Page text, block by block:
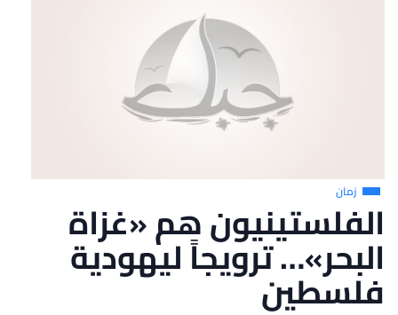
زمان
الفلستينيون هم «غزاة
البحر»… ترويجاً ليهودية
فلسطين